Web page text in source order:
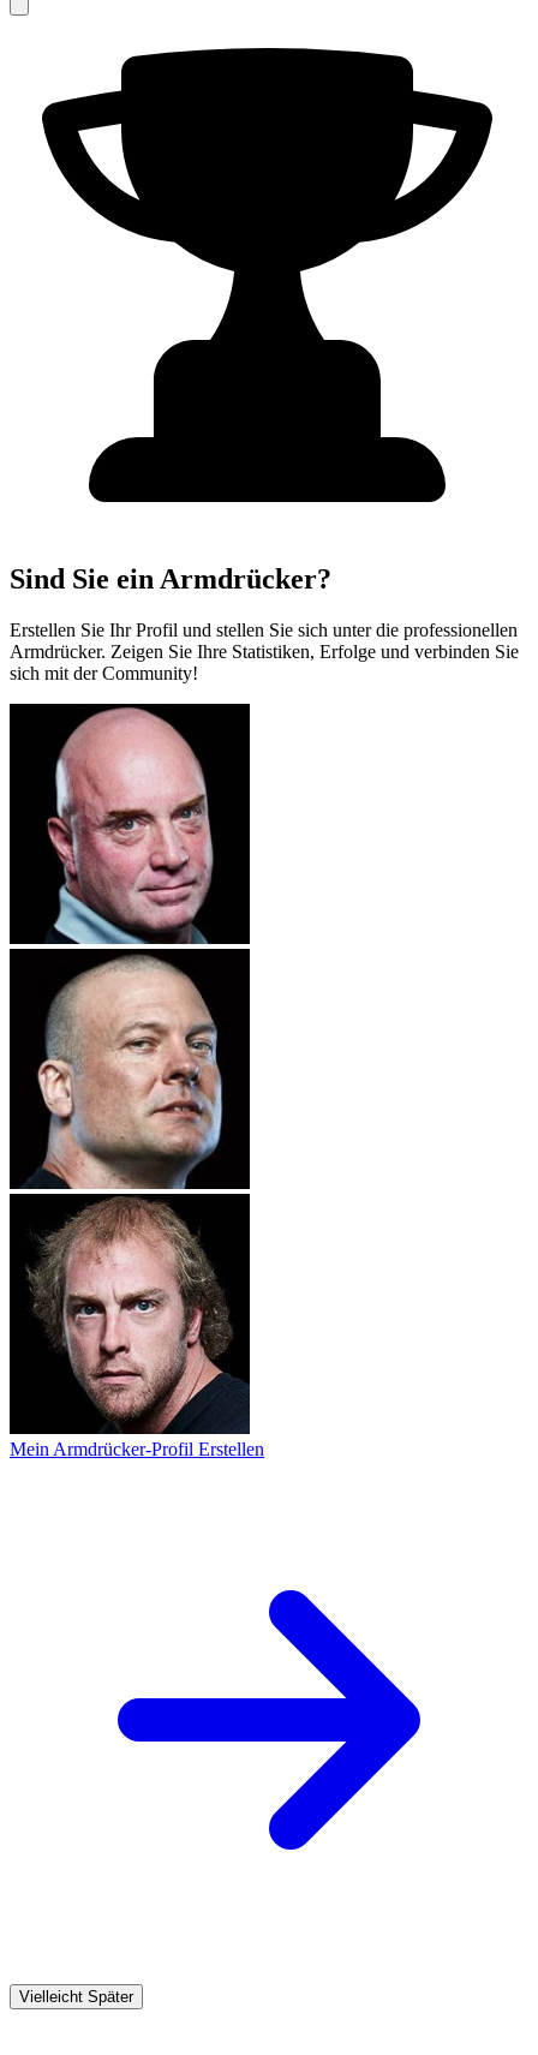
Sind Sie ein Armdrücker?
Erstellen Sie Ihr Profil und stellen Sie sich unter die professionellen
Armdrücker. Zeigen Sie Ihre Statistiken, Erfolge und verbinden Sie
sich mit der Community!
Mein Armdrücker-Profil Erstellen
Vielleicht Später